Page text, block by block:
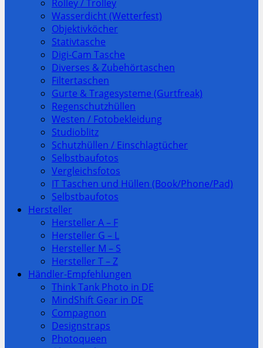
Rolley / Trolley
Wasserdicht (Wetterfest)
Objektivköcher
Stativtasche
Digi-Cam Tasche
Diverses & Zubehörtaschen
Filtertaschen
Gurte & Tragesysteme (Gurtfreak)
Regenschutzhüllen
Westen / Fotobekleidung
Studioblitz
Schutzhüllen / Einschlagtücher
Selbstbaufotos
Vergleichsfotos
IT Taschen und Hüllen (Book/Phone/Pad)
Selbstbaufotos
Hersteller
Hersteller A – F
Hersteller G – L
Hersteller M – S
Hersteller T – Z
Händler-Empfehlungen
Think Tank Photo in DE
MindShift Gear in DE
Compagnon
Designstraps
Photoqueen